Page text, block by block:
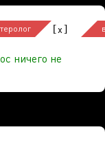
[x]
ничего не